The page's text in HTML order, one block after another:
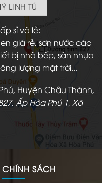
LINH TÚ
sỉ và lẻ:
giá rẻ, sơn nước các
bị nhà bếp, sàn nhựa
lượng mặt trời...
Huyện Châu Thành,
Ấp Hòa Phú 1, Xã
CHÍNH SÁCH